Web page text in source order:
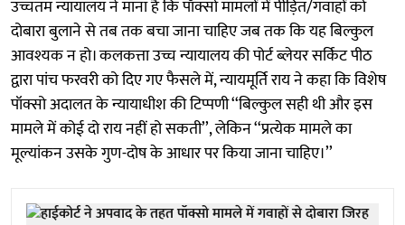
उच्चतम न्यायालय ने माना है कि पॉक्सो मामलों में पीड़ित/गवाहों को
दोबारा बुलाने से तब तक बचा जाना चाहिए जब तक कि यह बिल्कुल
आवश्यक न हो। कलकत्ता उच्च न्यायालय की पोर्ट ब्लेयर सर्किट पीठ
द्वारा पांच फरवरी को दिए गए फैसले में, न्यायमूर्ति राय ने कहा कि विशेष
पॉक्सो अदालत के न्यायाधीश की टिप्पणी ‘‘बिल्कुल सही थी और इस
मामले में कोई दो राय नहीं हो सकती’’, लेकिन ‘‘प्रत्येक मामले का
मूल्यांकन उसके गुण-दोष के आधार पर किया जाना चाहिए।’’